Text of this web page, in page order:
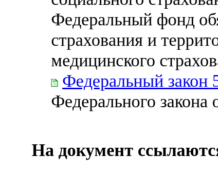
Федеральный фонд
страхования и
медицинского
Федеральный закон
Федерального
На документ